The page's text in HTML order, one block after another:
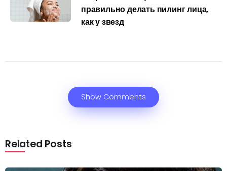
правильно делать пилинг лица,
как у звезд
Show Comments
Related Posts